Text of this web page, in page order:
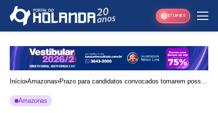
STORIES
Início Amazonas Prazo para candidatos convocados tomarem posse
Amazonas